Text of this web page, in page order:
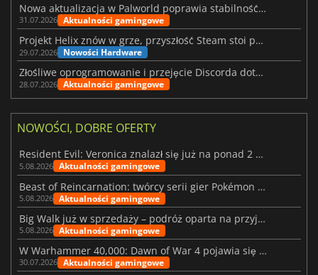
Nowa aktualizacja w Palworld poprawia stabilność Sunreach i walk z bossami
31.07.2026 Aktualności gamingowe
Projekt Helix znów w grze, przyszłość Steam stoi pod znakiem zapytania
29.07.2026 Nowości Hardware
Złośliwe oprogramowanie i przejęcie Discorda dotknęły Meccha Chameleon
28.07.2026 Aktualności gamingowe
NOWOŚCI, DOBRE OFERTY
Resident Evil: Veronica znalazł się już na ponad 2 milionach list życzeń
5.08.2026 Aktualności gamingowe
Beast of Reincarnation: twórcy serii gier Pokémon wkraczają na nową ścieżkę
5.08.2026 Aktualności gamingowe
Big Walk już w sprzedaży – podróż oparta na przyjaźni
5.08.2026 Aktualności gamingowe
W Warhammer 40,000: Dawn of War 4 pojawia się frakcja Nekronów
30.07.2026 Aktualności gamingowe